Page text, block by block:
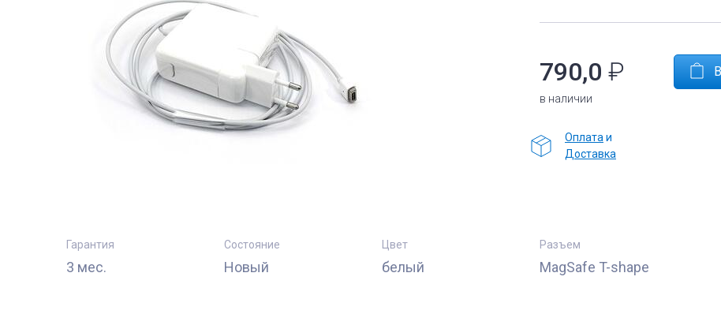
790,0 ₽
в наличии
Оплата и
Доставка
Гарантия
3 мес.
Состояние
Новый
Цвет
белый
Разъем
MagSafe T-shape